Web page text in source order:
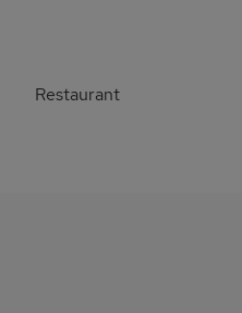
Restaurant